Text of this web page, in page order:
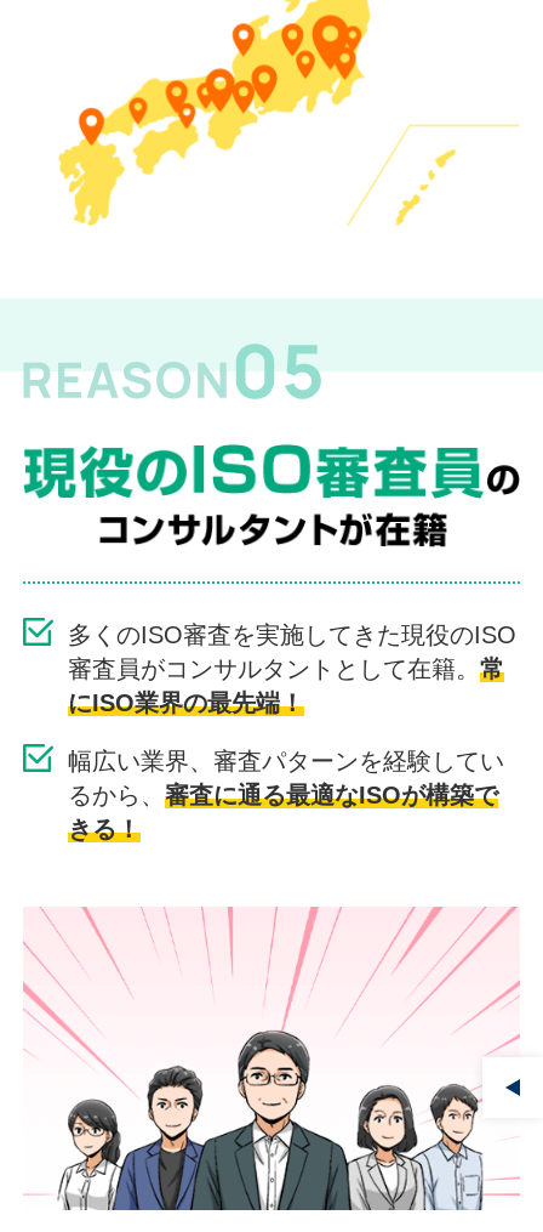
多くのISO審査を実施してきた現役のISO
審査員がコンサルタントとして在籍。 常
にISO業界の最先端！
幅広い業界、審査パターンを経験してい
るから、 審査に通る最適なISOが構築で
きる！